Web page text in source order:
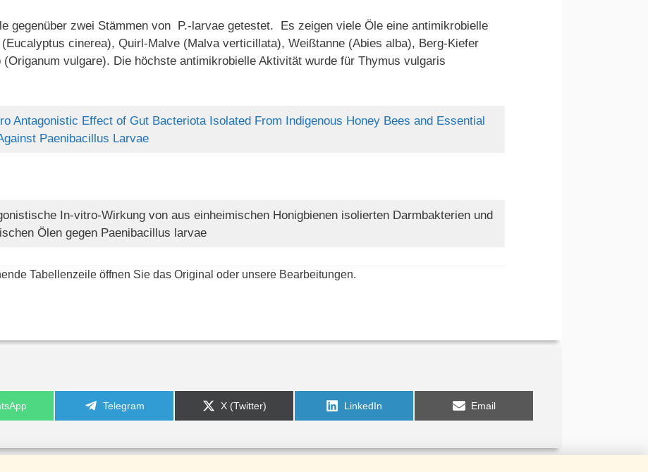
gegenüber zwei Stämmen von P.-larvae getestet. Es zeigen viele Öle eine antimikrobielle
cinerea), Quirl-Malve (Malva verticillata), Weißtanne (Abies alba), Berg-Kiefer
(Origanum vulgare). Die höchste antimikrobielle Aktivität wurde für Thymus vulgaris
Antagonistic Effect of Gut Bacteriota Isolated From Indigenous Honey Bees and Essential
Paenibacillus Larvae
In-vitro-Wirkung von aus einheimischen Honigbienen isolierten Darmbakterien und
Ölen gegen Paenibacillus larvae
Tabellenzeile öffnen Sie das Original oder unsere Bearbeitungen.
Share
Telegram
Share
X (Twitter)
Share
LinkedIn
Share
Email